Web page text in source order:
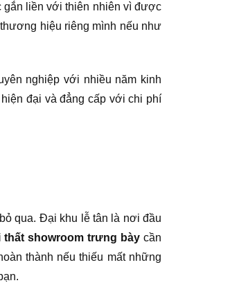
gắn liền với thiên nhiên vì được
hiệu riêng mình nếu như
nghiệp với nhiều năm kinh
đại và đẳng cấp với chi phí
qua. Đại khu lễ tân là nơi đầu
thất showroom trưng bàycần
thành nếu thiếu mất những